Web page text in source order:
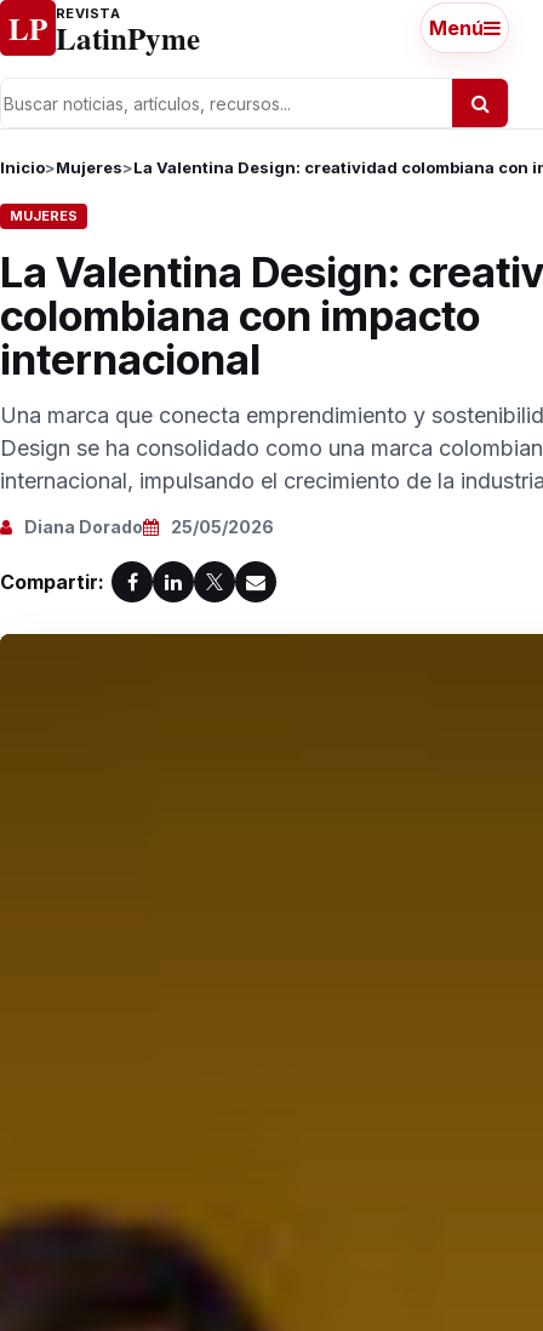
Ir al contenido
LP REVISTA
LatinPyme Menú
Inicio>Mujeres>La Valentina Design: creatividad colombiana con
MUJERES
La Valentina Design:
colombiana con impacto
internacional
Una marca que conecta emprendimiento y
Design se ha consolidado como una marca
internacional, impulsando el crecimiento de la
Diana Dorado 25/05/2026
Compartir: